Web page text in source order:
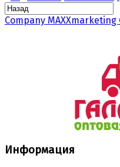
Company MAXXmarketing
Информация